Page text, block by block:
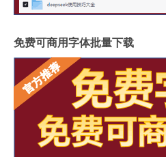
免费可商用字体批量下载